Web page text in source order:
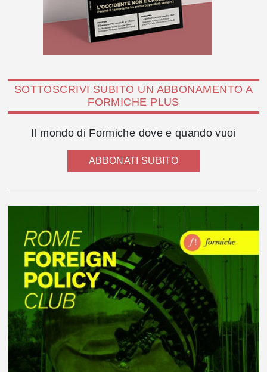
SOTTOSCRIVI SUBITO UN ABBONAMENTO A
FORMICHE PLUS
Il mondo di Formiche dove e quando vuoi
ABBONATI SUBITO